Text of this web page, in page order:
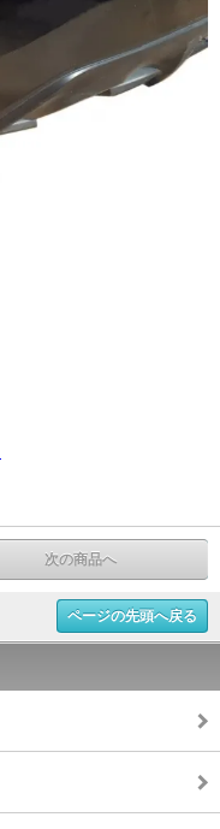
次の商品へ
ページの先頭へ戻る